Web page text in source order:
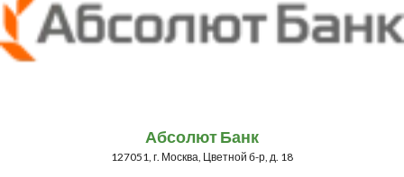
Абсолют Банк
127051, г. Москва, Цветной б-р, д. 18